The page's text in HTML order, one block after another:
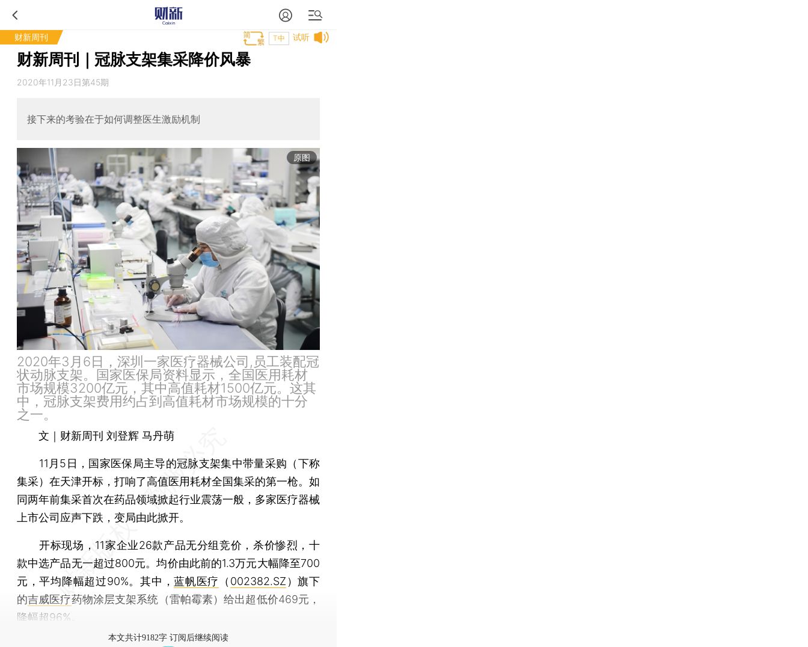
财新周刊 试听
T中
财新周刊｜冠脉支架集采降价风暴
2020年11月23日第45期
接下来的考验在于如何调整医生激励机制
原图
2020年3月6日，深圳一家医疗器械公司,员工装配冠
状动脉支架。国家医保局资料显示，全国医用耗材
市场规模3200亿元，其中高值耗材1500亿元。这其
中，冠脉支架费用约占到高值耗材市场规模的十分
之一。
文｜财新周刊 刘登辉 马丹萌
11月5日，国家医保局主导的冠脉支架集中带量采购（下称
集采）在天津开标，打响了高值医用耗材全国集采的第一枪。如
同两年前集采首次在药品领域掀起行业震荡一般，多家医疗器械
上市公司应声下跌，变局由此掀开。
开标现场，11家企业26款产品无分组竞价，杀价惨烈，十
款中选产品无一超过800元。均价由此前的1.3万元大幅降至700
元，平均降幅超过90%。其中，蓝帆医疗 （ 002382.SZ ）旗下
的吉威医疗药物涂层支架系统（雷帕霉素）给出超低价469元，
降幅超96%。
本文共计9182字 订阅后继续阅读